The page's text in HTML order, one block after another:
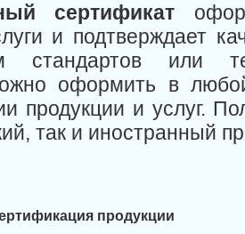
сертификат
и подтверждает
стандартов или
оформить в
продукции и услуг.
так и иностранный
продукции